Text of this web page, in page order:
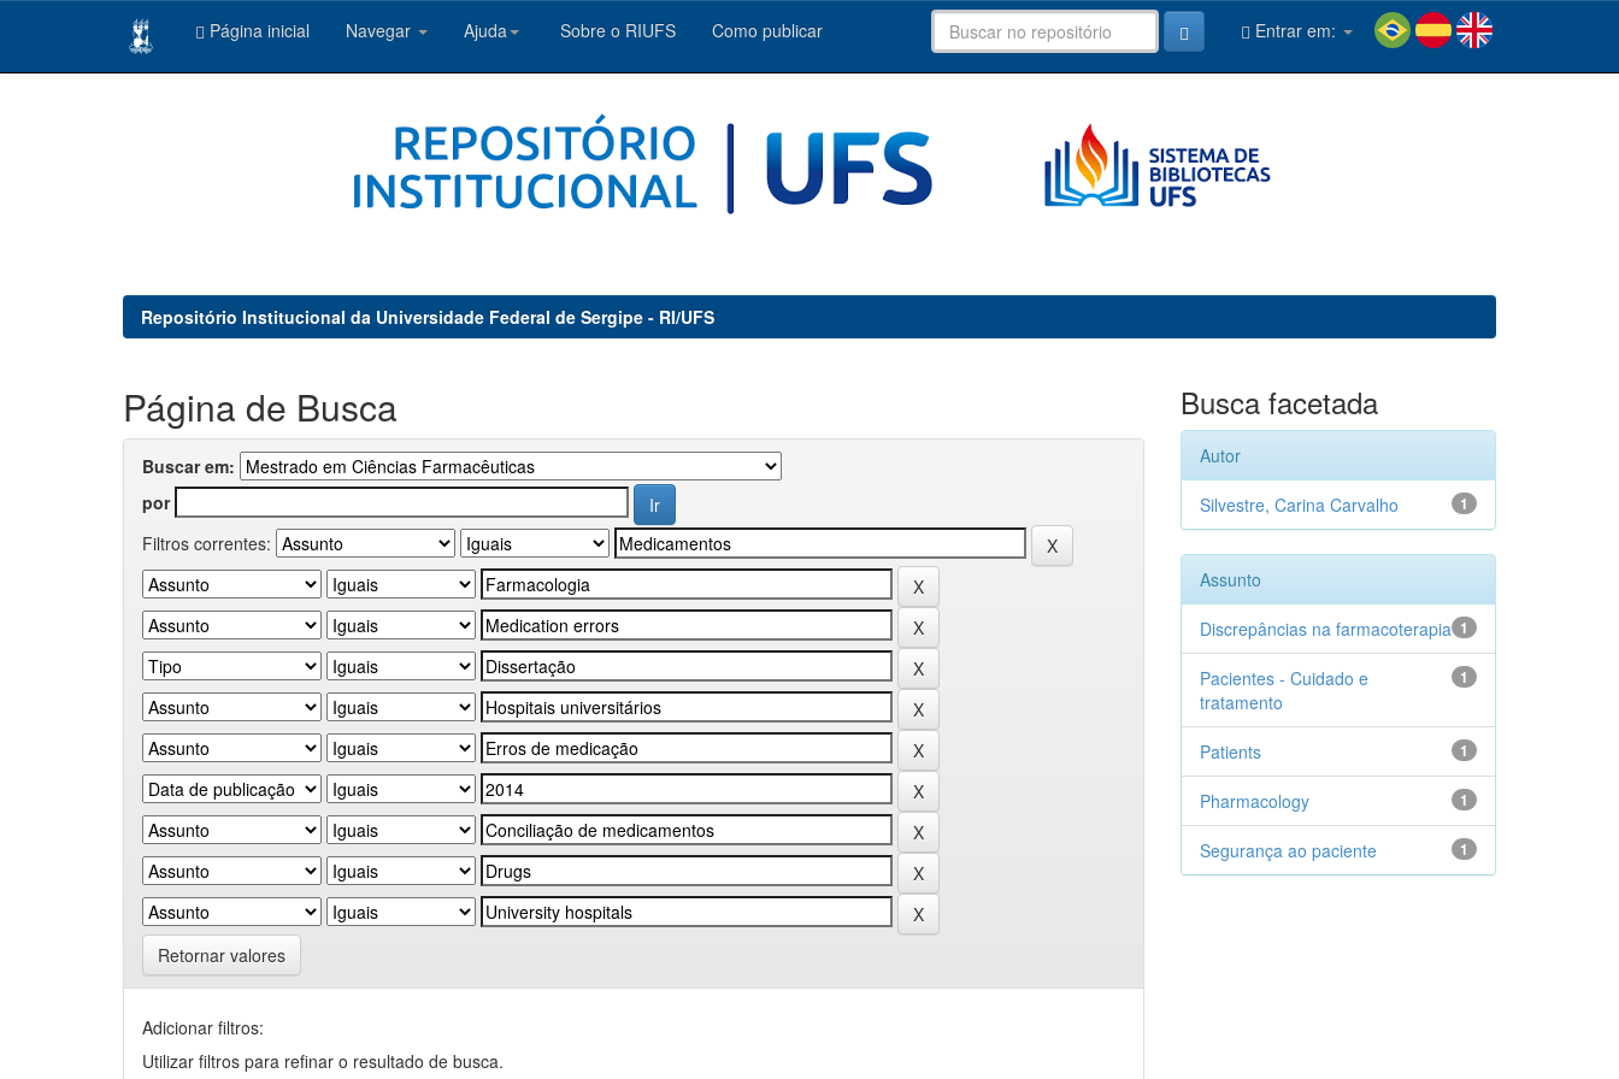
Página inicial Navegar Ajuda Sobre o RIUFS Como publicar Entrar em:
Repositório Institucional da Universidade Federal de Sergipe - RI/UFS
Página de Busca
Buscar em:
por
Filtros correntes:
Retornar valores
Adicionar filtros:
Utilizar filtros para refinar o resultado de busca.
Busca facetada
Autor
1
Silvestre, Carina Carvalho
Assunto
1
Discrepâncias na farmacoterapia
1
Pacientes - Cuidado e
tratamento
1
Patients
1
Pharmacology
1
Segurança ao paciente